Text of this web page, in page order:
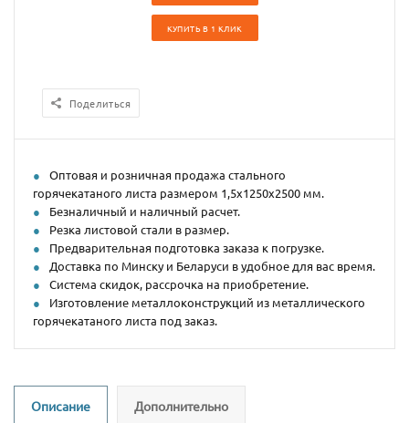
КУПИТЬ В 1 КЛИК
Поделиться
Оптовая и розничная продажа стального
горячекатаного листа размером 1,5х1250х2500 мм.
Безналичный и наличный расчет.
Резка листовой стали в размер.
Предварительная подготовка заказа к погрузке.
Доставка по Минску и Беларуси в удобное для вас время.
Система скидок, рассрочка на приобретение.
Изготовление металлоконструкций из металлического
горячекатаного листа под заказ.
Описание Дополнительно